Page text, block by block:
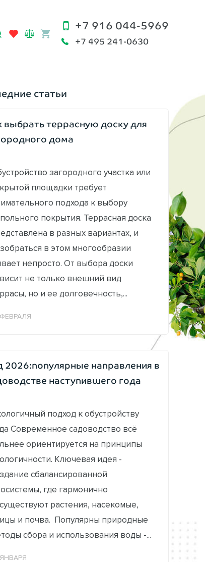
+7 916 044-5969
+7 495 241-0630
статьи
выбрать террасную доску для
дома
загородного участка или
площадки требует
подхода к выбору
покрытия. Террасная доска
в разных вариантах, и
в этом многообразии
непросто. От выбора доски
не только внешний вид
но и ее долговечность,...
ФЕВРАЛЯ
2026:популярные направления в
наступившего года
подход к обустройству
Современное садоводство всё
ориентируется на принципы
Ключевая идея -
сбалансированной
где гармонично
растения, насекомые,
и почва. Популярны природные
сбора и использования воды -...
ЯНВАРЯ